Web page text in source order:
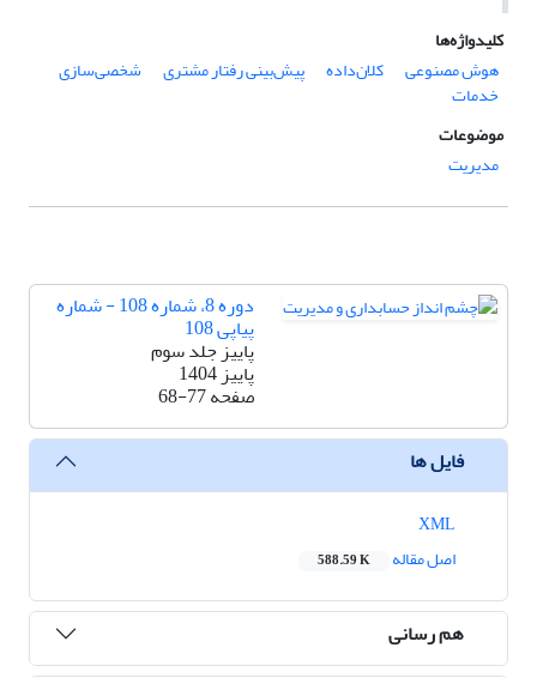
کلیدواژه‌ها
هوش مصنوعی
کلان‌داده پیش‌بینی رفتار مشتری شخصی‌سازی
خدمات
موضوعات
مدیریت
دوره 8، شماره 108 - شماره
پیاپی 108
پاییز جلد سوم
پاییز 1404
صفحه68-77
فایل ها
اصل مقاله
588.59 K
هم رسانی